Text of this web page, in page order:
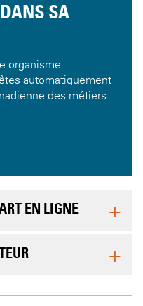
SA
organisme
automatiquement
des métiers
EN LIGNE +
+